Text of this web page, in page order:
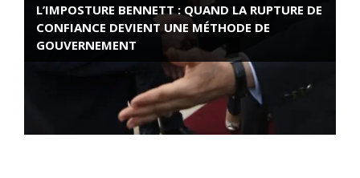
L’IMPOSTURE BENNETT : QUAND LA RUPTURE DE
CONFIANCE DEVIENT UNE MÉTHODE DE
GOUVERNEMENT
ROSE VALLAND, HEROÏNE DE LA RESISTANCE